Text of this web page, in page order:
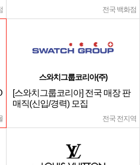
전국 백화점
스와치그룹코리아(주)
[스와치그룹코리아] 전국 매장 판
매직(신입/경력) 모집
전국 전지역